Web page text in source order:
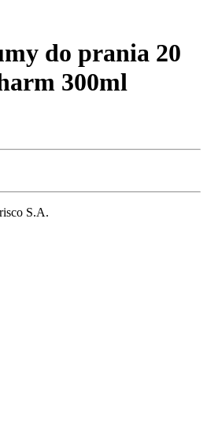
do prania 20
300ml
S.A.